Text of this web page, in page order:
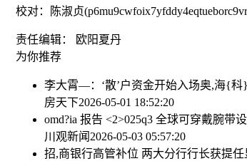
校对：陈淑贞
责任编辑： 欧阳夏丹
为你推荐
李大霄—：‘散’户资金开始入场奥,海{科
房天下2026-05-01 18:52:20
omd?ia 报告 <2>025q3 全球可穿戴腕带
川观新闻 2026-05-03 05:57:20
招,商银行高管补位 两大分行行长获提任